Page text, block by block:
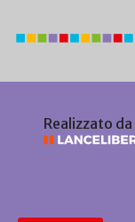
Realizzato da